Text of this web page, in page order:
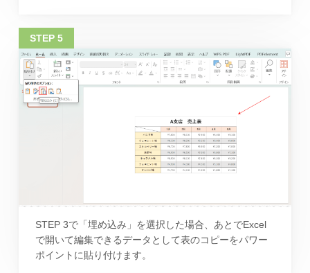
STEP 3で「埋め込み」を選択した場合、あとでExcel
で開いて編集できるデータとして表のコピーをパワー
ポイントに貼り付けます。